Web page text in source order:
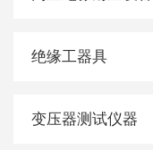
绝缘工器具
变压器测试仪器